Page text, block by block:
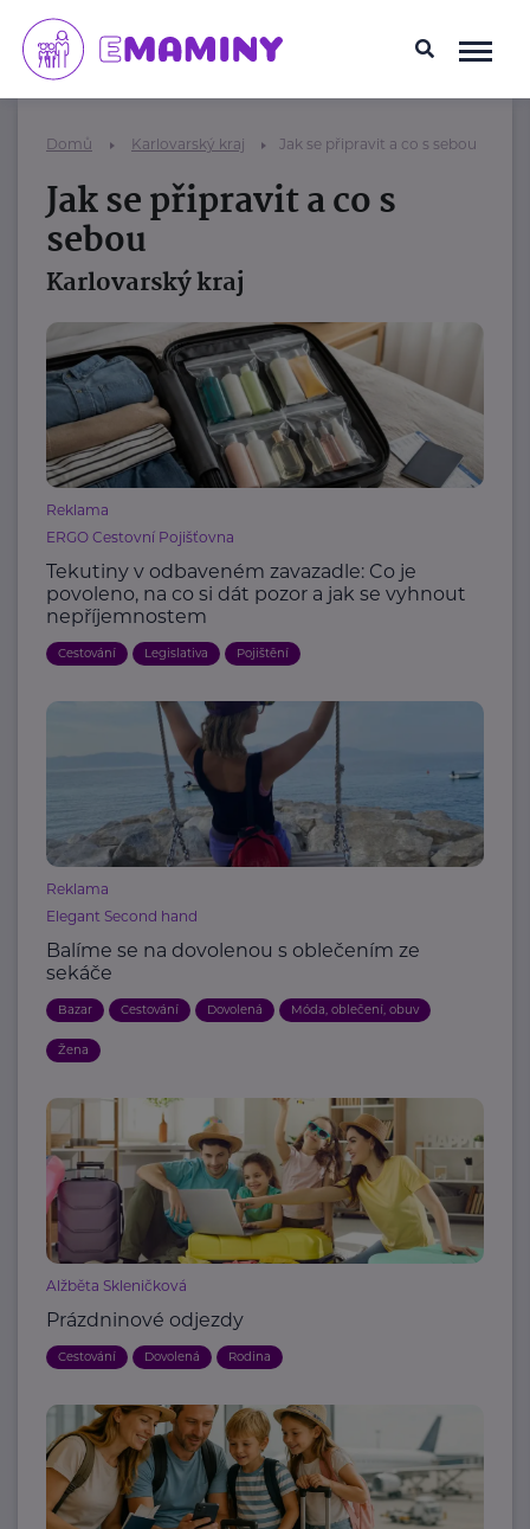
Domů Karlovarský kraj Jak se připravit a co s sebou
Jak se připravit a co s
sebou
Karlovarský kraj
Reklama
ERGO Cestovní Pojišťovna
Tekutiny v odbaveném zavazadle: Co je
povoleno, na co si dát pozor a jak se vyhnout
nepříjemnostem
Cestování Legislativa Pojištění
Reklama
Elegant Second hand
Balíme se na dovolenou s oblečením ze
sekáče
Bazar Cestování Dovolená Móda, oblečení, obuv
Žena
Alžběta Skleničková
Prázdninové odjezdy
Cestování Dovolená Rodina